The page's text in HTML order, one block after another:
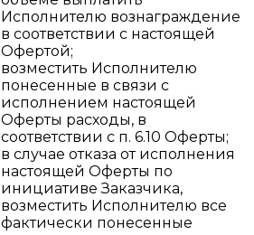
Исполнителю вознаграждение
в соответствии с настоящей
Офертой;
возместить Исполнителю
понесенные в связи с
исполнением настоящей
Оферты расходы, в
соответствии с п. 6.10 Оферты;
в случае отказа от исполнения
настоящей Оферты по
инициативе Заказчика,
возместить Исполнителю все
фактически понесенные